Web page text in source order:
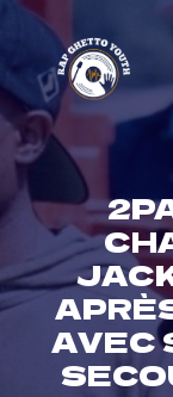
Skip
content
AVEC